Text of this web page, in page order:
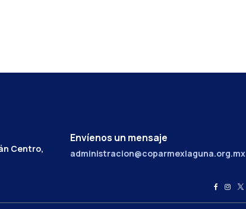
Envíenos un mensaje
administracion@coparmexlaguna.org.mx
Centro,